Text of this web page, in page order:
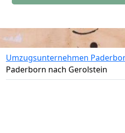
Umzugsunternehmen
Paderborn nach Gerolstein